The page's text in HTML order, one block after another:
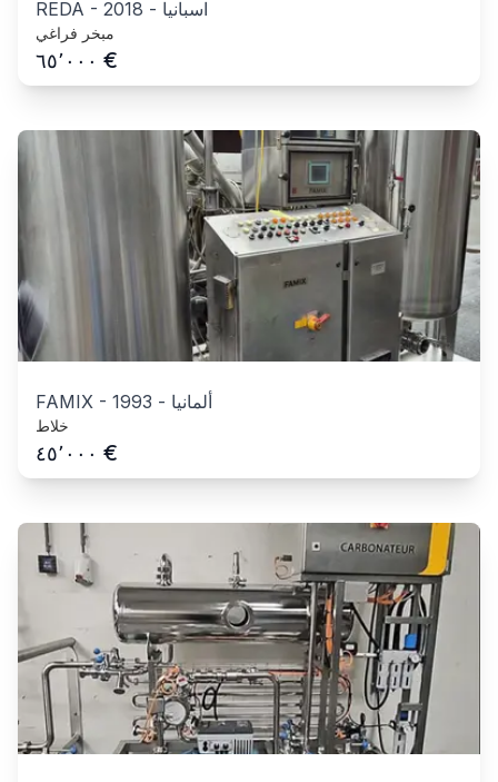
REDA - 2018 - اسبانيا
مبخر فراغي
٦٥٬٠٠٠ €
FAMIX - 1993 - ألمانيا
خلاط
٤٥٬٠٠٠ €